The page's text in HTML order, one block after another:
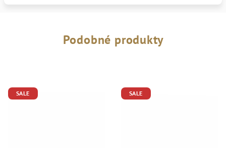
Podobné produkty
SALE SALE